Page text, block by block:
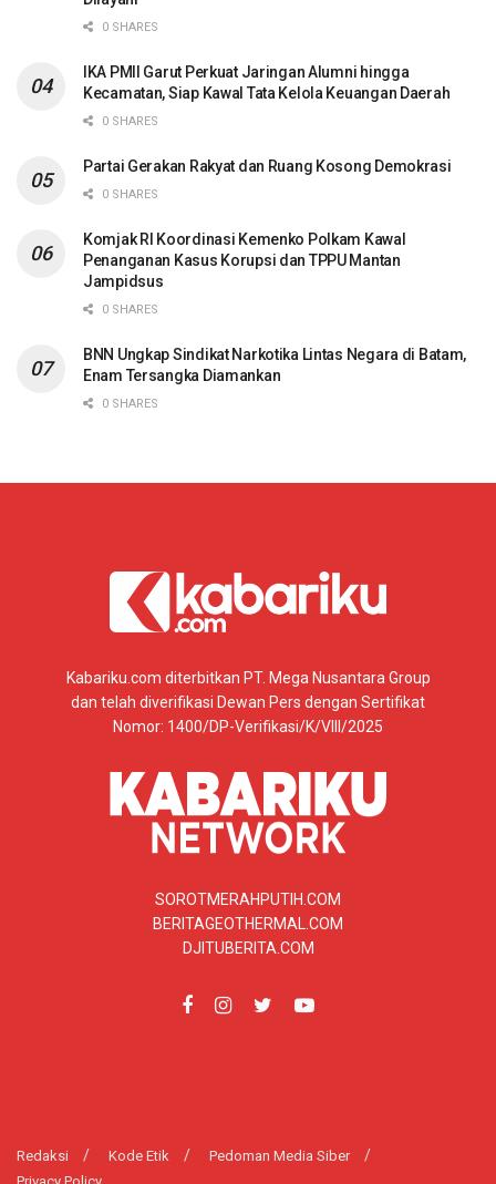
0 SHARES
IKA PMII Garut Perkuat Jaringan Alumni hingga
Kecamatan, Siap Kawal Tata Kelola Keuangan Daerah
0 SHARES
Partai Gerakan Rakyat dan Ruang Kosong Demokrasi
0 SHARES
Komjak RI Koordinasi Kemenko Polkam Kawal
Penanganan Kasus Korupsi dan TPPU Mantan
Jampidsus
0 SHARES
BNN Ungkap Sindikat Narkotika Lintas Negara di Batam,
Enam Tersangka Diamankan
0 SHARES
Kabariku.com diterbitkan PT. Mega Nusantara Group
dan telah diverifikasi Dewan Pers dengan Sertifikat
Nomor: 1400/DP-Verifikasi/K/VIII/2025
SOROTMERAHPUTIH.COM
BERITAGEOTHERMAL.COM
DJITUBERITA.COM
Redaksi Kode Etik
Pedoman Media Siber